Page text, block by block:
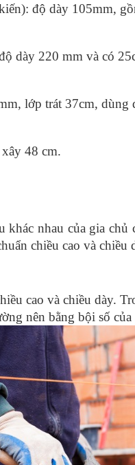
độ dày 105mm,
dày 220 mm và có
lớp trát 37cm,
48 cm.
khác nhau của gia
chiều cao và chiều
cao và chiều dày.
nên bằng bội số